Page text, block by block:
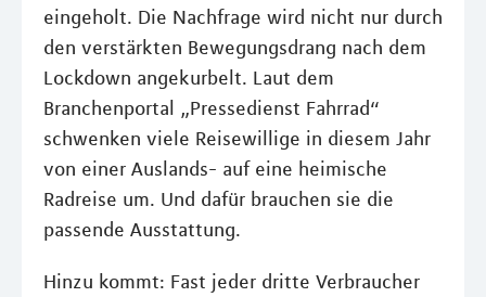
eingeholt. Die Nachfrage wird nicht nur durch
den verstärkten Bewegungsdrang nach dem
Lockdown angekurbelt. Laut dem
Branchenportal „Pressedienst Fahrrad“
schwenken viele Reisewillige in diesem Jahr
von einer Auslands- auf eine heimische
Radreise um. Und dafür brauchen sie die
passende Ausstattung.
Hinzu kommt: Fast jeder dritte Verbraucher